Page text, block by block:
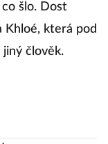
šlo. Dost
Khloé, která pod
jiný člověk.